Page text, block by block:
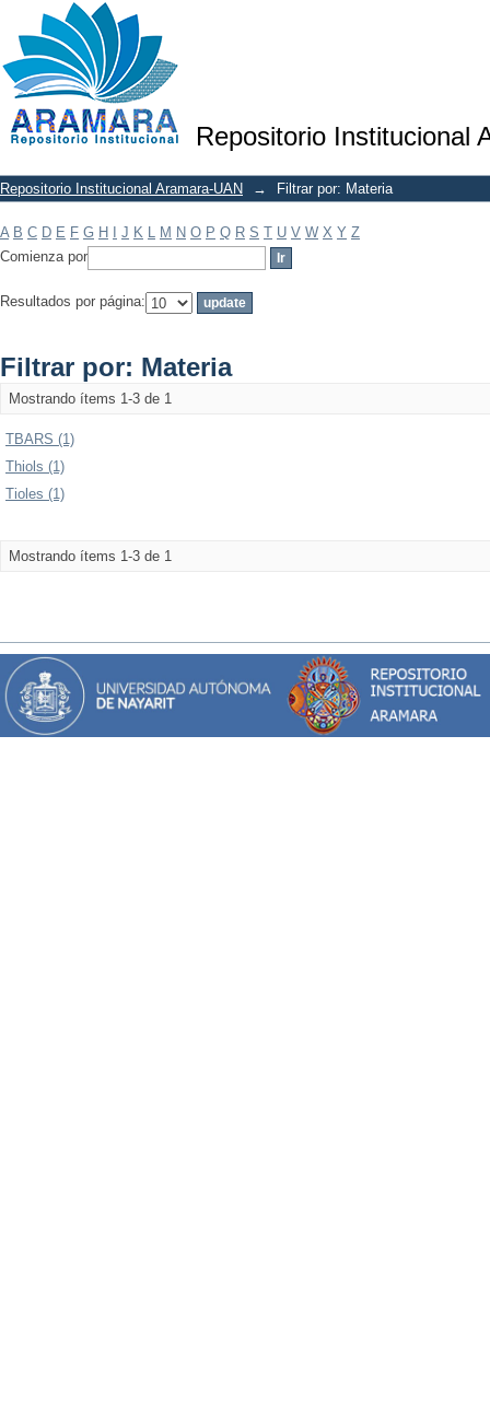
Repositorio Institucional
Filtrar por: Materia
Repositorio Institucional Aramara-UAN → Filtrar por: Materia
A B C D E F G H J K L M N O P Q R S T U V W X Y Z
Comienza por
Resultados por página:
Filtrar por: Materia
Mostrando ítems 1-3 de 1
TBARS (1)
Thiols (1)
Tioles (1)
Mostrando ítems 1-3 de 1